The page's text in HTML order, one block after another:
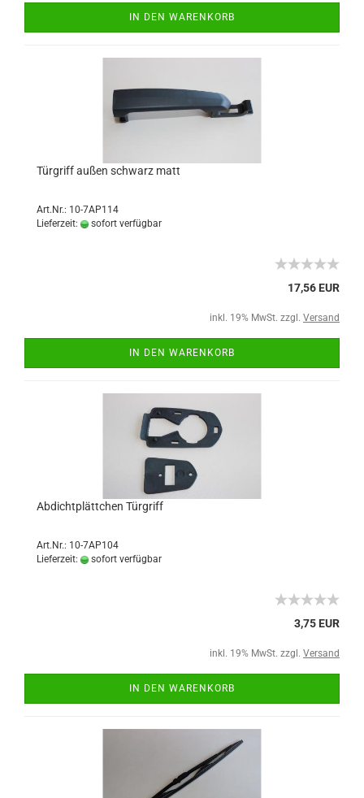
IN DEN WARENKORB
Türgriff außen schwarz matt
Art.Nr.: 10-7AP114
Lieferzeit:
sofort verfügbar
17,56 EUR
inkl. 19% MwSt. zzgl. Versand
IN DEN WARENKORB
Abdichtplättchen Türgriff
Art.Nr.: 10-7AP104
Lieferzeit:
sofort verfügbar
3,75 EUR
inkl. 19% MwSt. zzgl. Versand
IN DEN WARENKORB